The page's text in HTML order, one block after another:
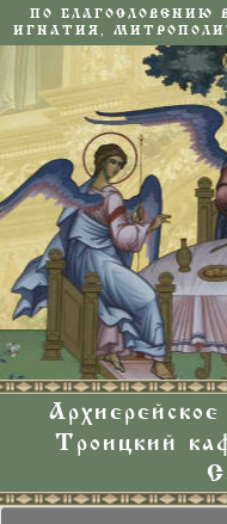
ПО БЛАГОСЛОВЕНИЮ
ИГНАТИЯ,
Троицкий